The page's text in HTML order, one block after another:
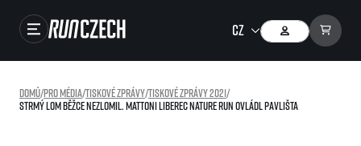
Výsledky
Domů/Pro média/Tiskové zprávy/Tiskové zprávy 2021/
Strmý lom běžce nezlomil. Mattoni Liberec Nature Run ovládl Pavlišta